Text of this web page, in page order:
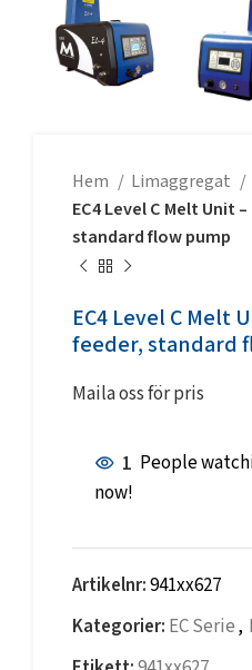
Hem Limaggregat
EC4 Level C Melt Unit
standard flow pump
EC4 Level C Melt
feeder, standard
Maila oss för pris
1 People
now!
Artikelnr:941xx627
Kategorier: EC Serie,